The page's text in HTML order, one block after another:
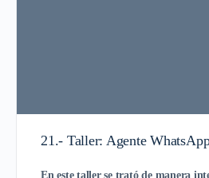
21.- Taller: Agente
En este taller se trató de manera